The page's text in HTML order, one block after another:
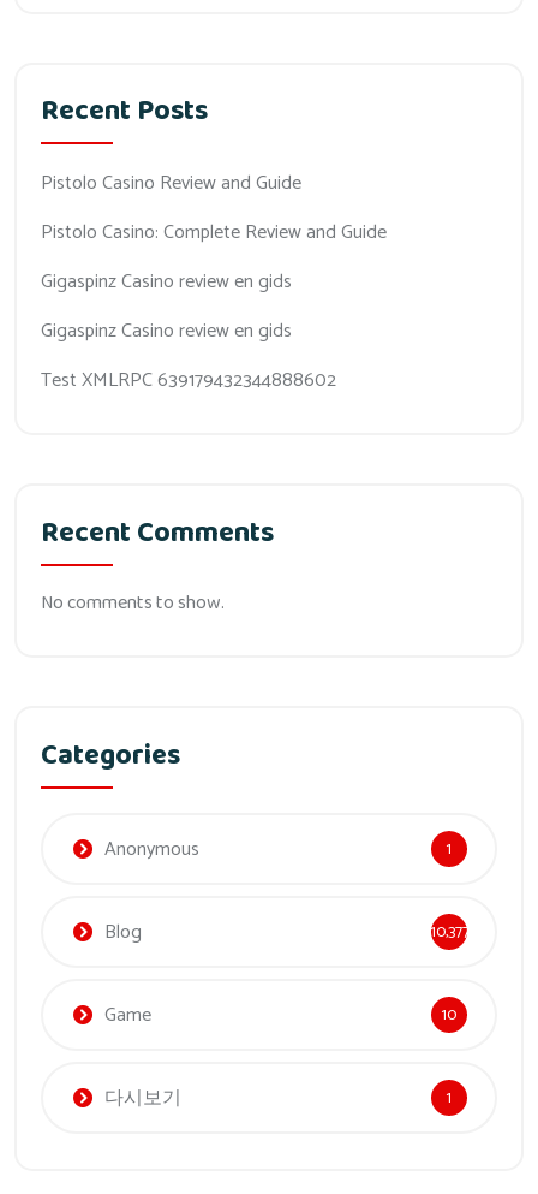
Recent Posts
Pistolo Casino Review and Guide
Pistolo Casino: Complete Review and Guide
Gigaspinz Casino review en gids
Gigaspinz Casino review en gids
Test XMLRPC 639179432344888602
Recent Comments
No comments to show.
Categories
Anonymous 1
Blog 10,377
Game 10
다시보기 1